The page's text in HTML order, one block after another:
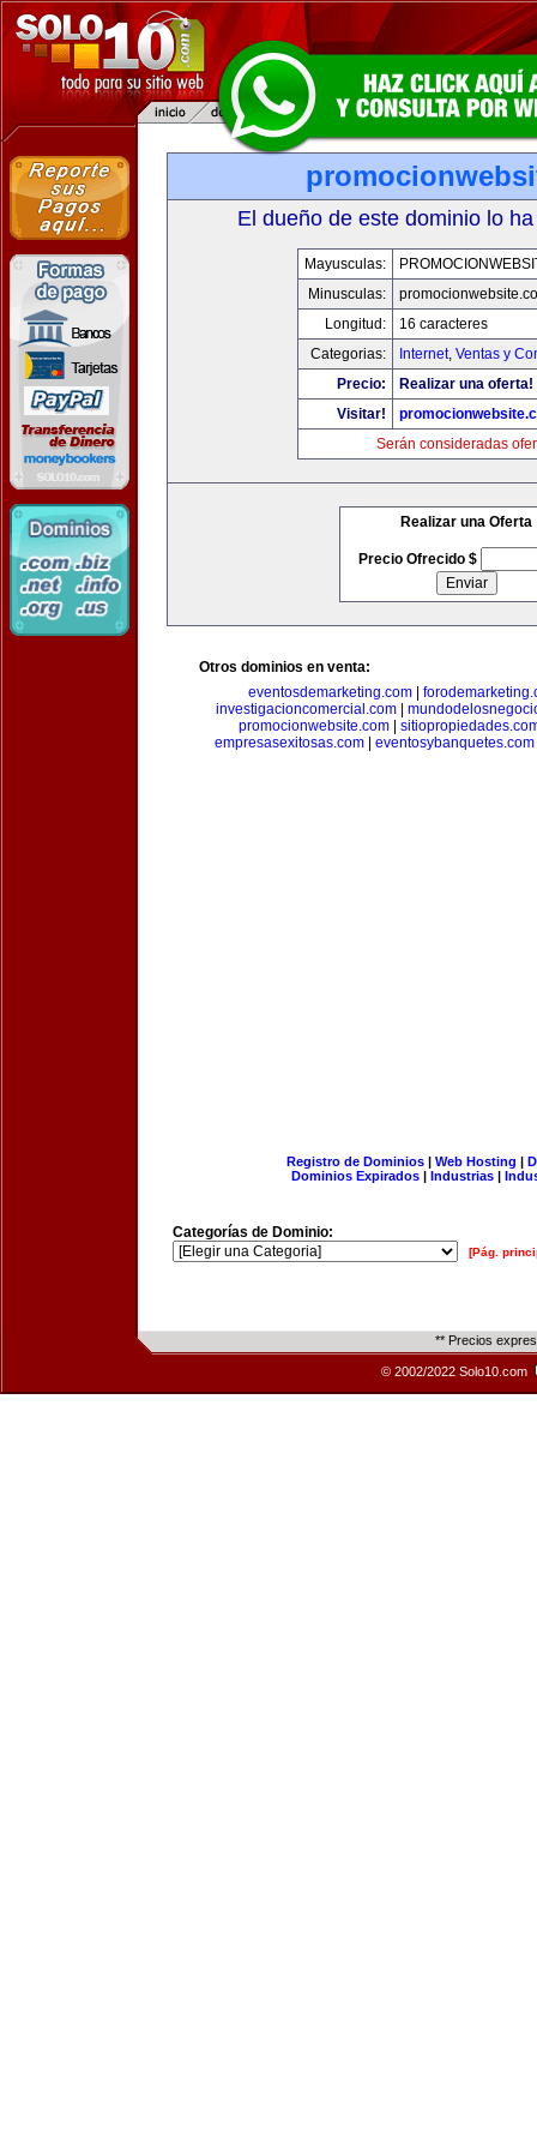
El dueño de este dominio lo
Mayusculas:
Minusculas:
Longitud:
16 caracteres
Categorias:
Internet, Ventas y
Precio:
Realizar una oferta!
Visitar!
Serán consideradas
Realizar una Oferta
Precio Ofrecido $
Otros dominios en venta:
eventosdemarketing.com|
investigacioncomercial.com
promocionwebsite.com
empresasexitosas.com
eventosybanquetes.com
Registro de Dominios| Web Hosting |
Dominios Expirados | Industrias |
Categorías de Dominio:
[Pág.
** Precios
© 2002/2022 Solo10.com